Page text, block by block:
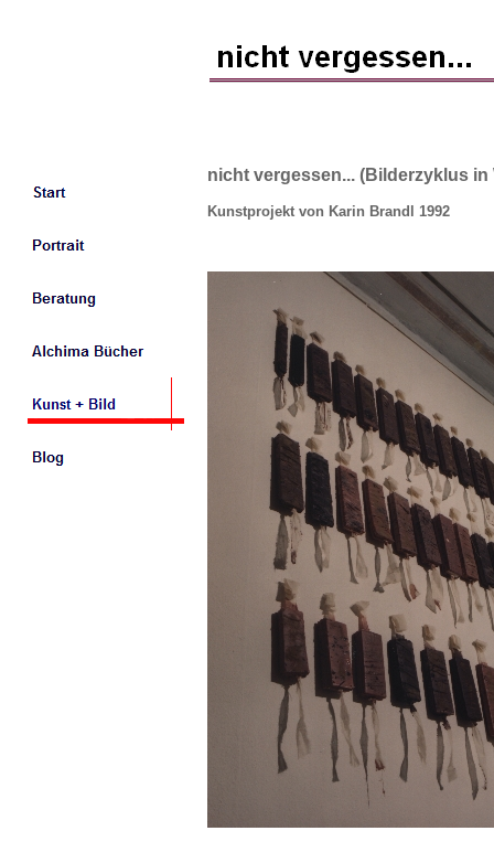
nicht vergessen... (Bilderzyklus
Kunstprojekt von Karin Brandl 1992